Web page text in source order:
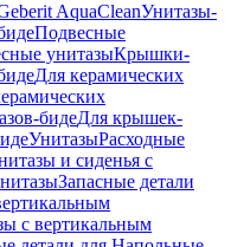
AquaCleanУнитазы-
Подвесные
унитазыКрышки-
Для керамических
бидеДля крышек-
УнитазыРасходные
и сиденья с
Запасные детали
с вертикальным